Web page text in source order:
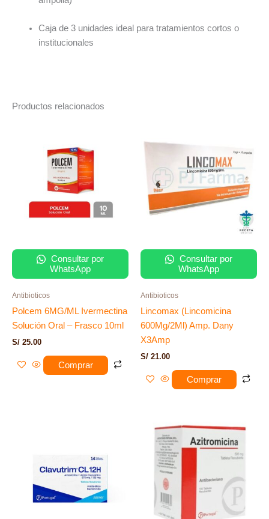
Caja de 3 unidades ideal para tratamientos cortos o
institucionales
Productos relacionados
Consultar por
WhatsApp
Antibioticos
Polcem 6MG/ML Ivermectina
Solución Oral – Frasco 10ml
S/ 25.00
Comprar
Consultar por
WhatsApp
Antibioticos
Lincomax (Lincomicina
600Mg/2Ml) Amp. Dany
X3Amp
S/ 21.00
Comprar